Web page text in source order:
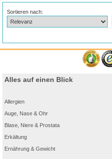
Sortieren nach:
Alles auf einen Blick
Allergien
Auge, Nase & Ohr
Blase, Niere & Prostata
Erkältung
Ernährung & Gewicht